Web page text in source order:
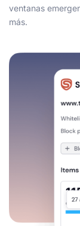
ventanas
más.